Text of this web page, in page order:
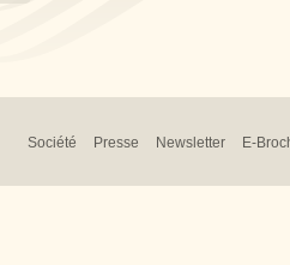
Société Presse Newsletter E-